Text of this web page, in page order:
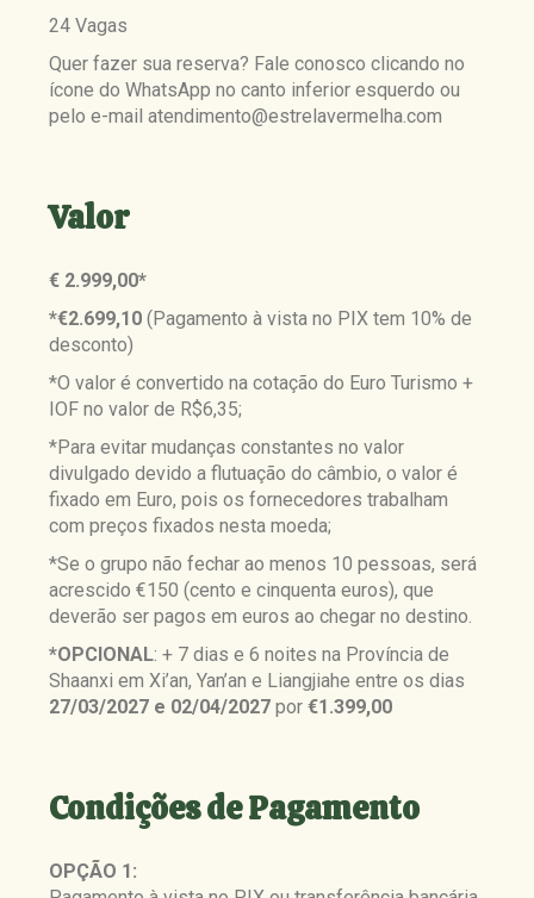
24 Vagas
Quer fazer sua reserva? Fale conosco clicando no
ícone do WhatsApp no canto inferior esquerdo ou
pelo e-mail atendimento@estrelavermelha.com
Valor
€ 2.999,00*
*€2.699,10 (Pagamento à vista no PIX tem 10% de
desconto)
*O valor é convertido na cotação do Euro Turismo +
IOF no valor de R$6,35;
*Para evitar mudanças constantes no valor
divulgado devido a flutuação do câmbio, o valor é
fixado em Euro, pois os fornecedores trabalham
com preços fixados nesta moeda;
*Se o grupo nãofechar ao menos 10 pessoas, será
acrescido €150 (cento e cinquenta euros), que
deverão ser pagos em euros ao chegar no destino.
*OPCIONAL: + 7 dias e 6 noites na Província de
Shaanxi em Xi’an, Yan’an e Liangjiahe entre os dias
27/03/2027 e 02/04/2027 por€1.399,00
Condições de Pagamento
OPÇÃO 1: